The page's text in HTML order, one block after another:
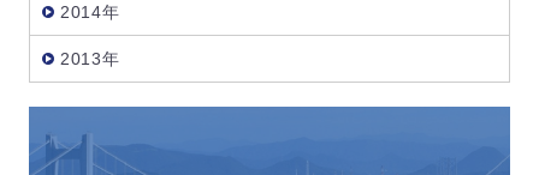
2014年
2013年